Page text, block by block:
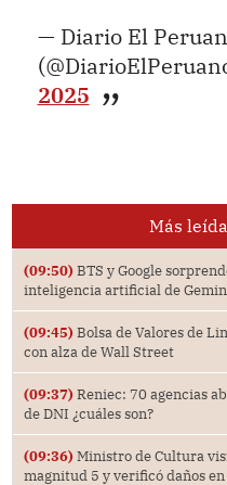
— Diario El
2025
Más
(09:50) BTS y Google
inteligencia artificial de
(09:45) Bolsa de Valores de
con alza de Wall Street
(09:37) Reniec: 70 agencias
de DNI ¿cuáles son?
(09:36) Ministro de Cultura
magnitud 5 y verificó daños en